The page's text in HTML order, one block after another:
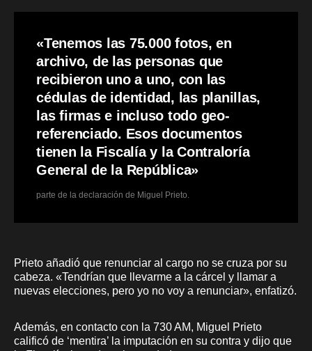
«Tenemos las 75.000 fotos, en
archivo, de las personas que
recibieron uno a uno, con las
cédulas de identidad, las planillas,
las firmas e incluso todo geo-
referenciado. Esos documentos
tienen la Fiscalía y la Contraloría
General de la República»
parte de la declaración de Miguel Prieto.
Prieto añadió que renunciar al cargo no se cruza por su
cabeza. «Tendrían que llevarme a la cárcel y llamar a
nuevas elecciones, pero yo no voy a renunciar», enfatizó.
Además, en contacto con la 730 AM, Miguel Prieto
calificó de ‘mentira’ la imputación en su contra y dijo que